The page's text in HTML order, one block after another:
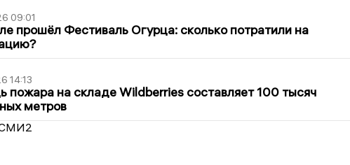
09:01
прошёл Фестиваль Огурца: сколько потратили на
14:13
пожара на складе Wildberries составляет 100 тысяч
метров
СМИ2